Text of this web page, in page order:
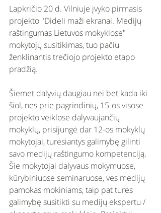
Lapkričio 20 d. Vilniuje įvyko pirmasis
projekto "Dideli maži ekranai. Medijų
raštingumas Lietuvos mokyklose"
mokytojų susitikimas, tuo pačiu
ženklinantis trečiojo projekto etapo
pradžią.
Šiemet dalyvių daugiau nei bet kada iki
šiol, nes prie pagrindinių, 15-os visose
projekto veiklose dalyvaujančių
mokyklų, prisijungė dar 12-os mokyklų
mokytojai, turėsiantys galimybę gilinti
savo medijų raštingumo kompetenciją.
Šie mokytojai dalyvaus mokymuose,
kūrybiniuose seminaruose, ves medijų
pamokas mokiniams, taip pat turės
galimybę susitikti su medijų ekspertu /